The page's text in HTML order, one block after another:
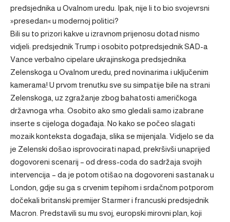
predsjednika u Ovalnom uredu. Ipak, nije li to bio svojevrsni
»presedan« u modernoj politici?
Bili su to prizori kakve u izravnom prijenosu dotad nismo
vidjeli: predsjednik Trump i osobito potpredsjednik SAD-a
Vance verbalno cipelare ukrajinskoga predsjednika
Zelenskoga u Ovalnom uredu, pred novinarima i uključenim
kamerama! U prvom trenutku sve su simpatije bile na strani
Zelenskoga, uz zgražanje zbog bahatosti američkoga
državnoga vrha. Osobito ako smo gledali samo izabrane
inserte s cijeloga događaja. No kako se počeo slagati
mozaik konteksta događaja, slika se mijenjala. Vidjelo se da
je Zelenski došao isprovocirati napad, prekršivši unaprijed
dogovoreni scenarij – od dress-coda do sadržaja svojih
intervencija – da je potom otišao na dogovoreni sastanak u
London, gdje su ga s crvenim tepihom i srdačnom potporom
dočekali britanski premijer Starmer i francuski predsjednik
Macron. Predstavili su mu svoj, europski mirovni plan, koji